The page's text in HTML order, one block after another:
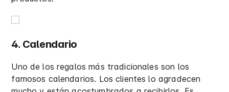
4. Calendario
Uno de los regalos más tradicionales son los
famosos calendarios. Los clientes lo agradecen